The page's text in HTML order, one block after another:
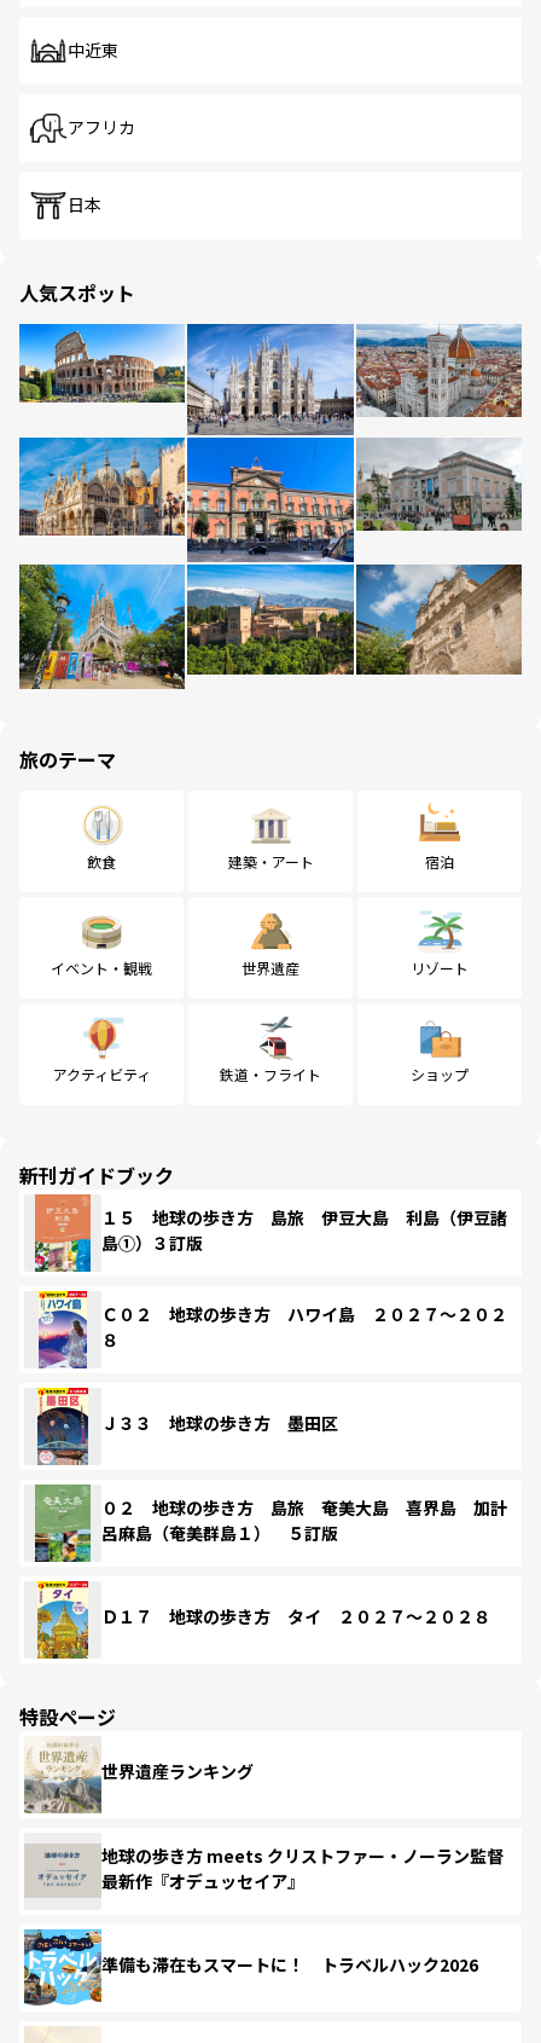
中近東
アフリカ
日本
人気スポット
旅のテーマ
飲食 建築・アート 宿泊
イベント・観戦 世界遺産 リゾート
アクティビティ 鉄道・フライト ショップ
新刊ガイドブック
１５ 地球の歩き方 島旅 伊豆大島 利島（伊豆諸
島①）３訂版
Ｃ０２ 地球の歩き方 ハワイ島 ２０２７～２０２
８
Ｊ３３ 地球の歩き方 墨田区
０２ 地球の歩き方 島旅 奄美大島 喜界島 加計
呂麻島（奄美群島１） ５訂版
Ｄ１７ 地球の歩き方 タイ ２０２７～２０２８
特設ページ
世界遺産ランキング
地球の歩き方 meets クリストファー・ノーラン監督
最新作『オデュッセイア』
準備も滞在もスマートに！ トラベルハック2026